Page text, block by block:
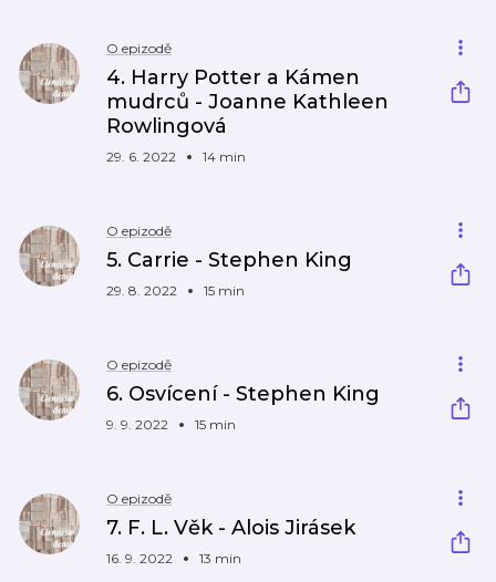
O epizodě
4. Harry Potter a Kámen
mudrců - Joanne Kathleen
Rowlingová
29. 6. 2022 14 min
O epizodě
5. Carrie - Stephen King
29. 8. 2022 15 min
O epizodě
6. Osvícení - Stephen King
9. 9. 2022 15 min
O epizodě
7. F. L. Věk - Alois Jirásek
16. 9. 2022 13 min